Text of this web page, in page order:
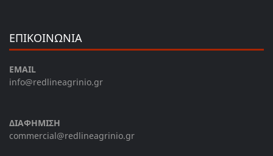
ΕΠΙΚΟΙΝΩΝΙΑ
EMAIL
info@redlineagrinio.gr
ΔΙΑΦΗΜΙΣΗ
commercial@redlineagrinio.gr